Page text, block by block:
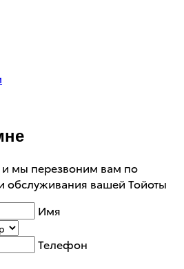
и мы перезвоним вам по
обслуживания вашей Тойоты
Имя
Телефон